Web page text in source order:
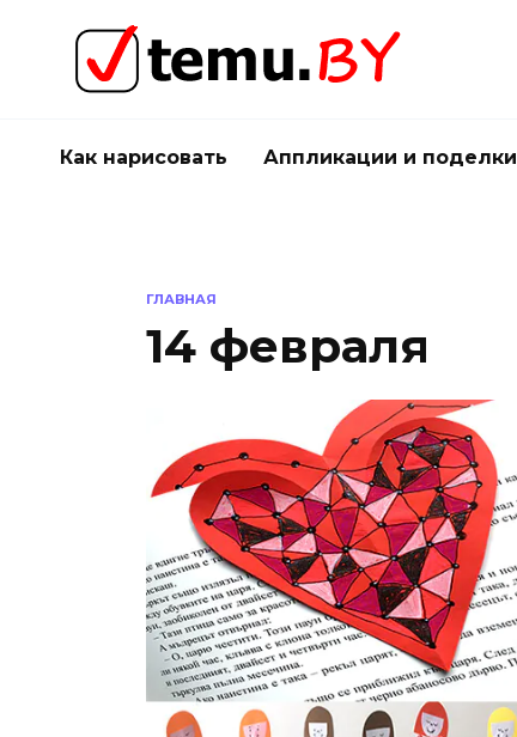
содержанию
Как нарисовать Аппликации и поделки
ГЛАВНАЯ
14 февраля